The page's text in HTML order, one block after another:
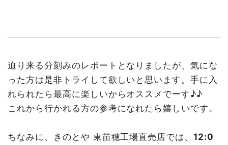
迫り来る分刻みのレポートとなりましたが、気にな
った方は是非トライして欲しいと思います。手に入
れられたら最高に楽しいからオススメでーす♪♪
これから行かれる方の参考になれたら嬉しいです。
ちなみに、きのとや 東苗穂工場直売店では、12:0